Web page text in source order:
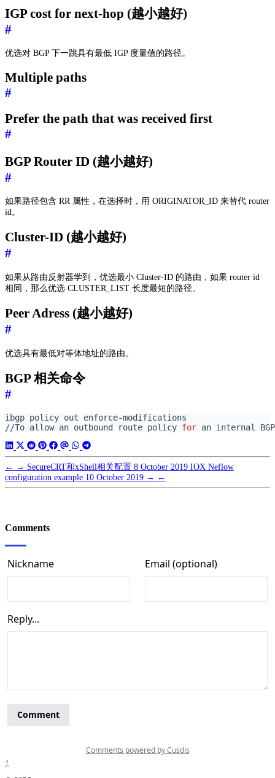
IGP cost for next-hop (越小越好)
#
优选对 BGP 下一跳具有最低 IGP 度量值的路径。
Multiple paths
#
Prefer the path that was received first
#
BGP Router ID (越小越好)
#
如果路径包含 RR 属性，在选择时，用 ORIGINATOR_ID 来替代 router
id。
Cluster-ID (越小越好)
#
如果从路由反射器学到，优选最小 Cluster-ID 的路由，如果 router id
相同，那么优选 CLUSTER_LIST 长度最短的路径。
Peer Adress (越小越好)
#
优选具有最低对等体地址的路由。
BGP 相关命令
#
//To allow an outbound route policy for an internal
← → SecureCRT和xShell相关配置 8 October 2019 IOX Neflow
configuration example 10 October 2019 → ←
Comments
↑